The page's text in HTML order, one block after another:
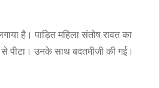
है। पाड़ित महिला संतोष रावत का
पीटा। उनके साथ बदतमीजी की गई।